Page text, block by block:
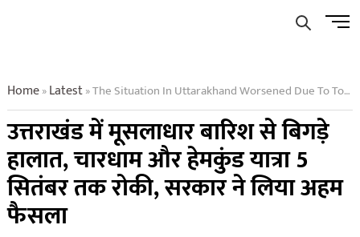
Menu
Home»Latest»The Situation In Uttarakhand Worsened Due To Torrential Rains The Char Dham And Hemkund Yatra Were Stopped Till September 5 The Government Took An Important Decision
उत्तराखंड में मूसलाधार बारिश से बिगड़े
हालात, चारधाम और हेमकुंड यात्रा 5
सितंबर तक रोकी, सरकार ने लिया अहम
फैसला